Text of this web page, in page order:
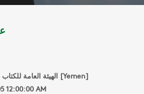
الهيئة العامة للكتاب - شارع بغداد [Yemen]
12:00:00 AM